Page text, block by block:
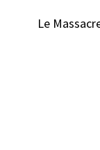
Le